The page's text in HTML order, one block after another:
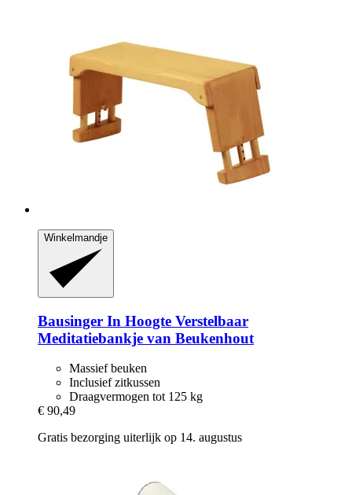
Winkelmandje
Bausinger In Hoogte Verstelbaar
Meditatiebankje van Beukenhout
Massief beuken
Inclusief zitkussen
Draagvermogen tot 125 kg
€ 90,49
Gratis bezorging uiterlijk op 14. augustus